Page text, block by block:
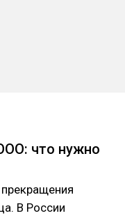
что нужно
В России